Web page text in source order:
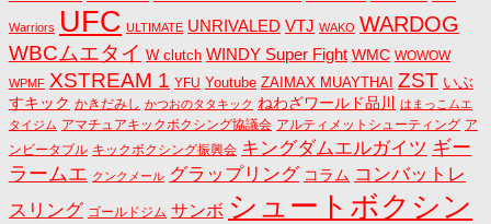
Warriors UFC ULTIMATE UNRIVALED VTJ WAKO WARDOG
WBCムエタイ W clutch WINDY Super Fight WMC WOWOW
WPMF XSTREAM 1 YFU Youtube ZAIMAX MUAYTHAI ZST いぶ
すキック かきだみし かつおのタタキック ねわざワールド品川 はまっこムエ
タイジム アマチュアキックボクシング協議会 アルティメットシューティング ア
ンビータブル キックボクシング振興会 キングダムエルガイツ ギー
ラームエ クンクメール グラップリング コラム コンバットレ
スリング ゴールドジム サンボ シュートボクシン